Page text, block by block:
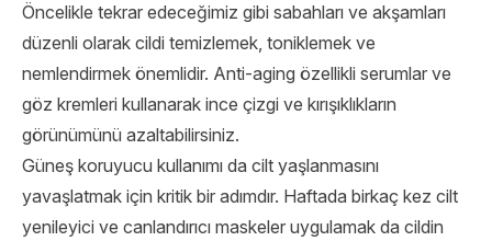
Öncelikle tekrar edeceğimiz gibi sabahları ve akşamları
düzenli olarak cildi temizlemek, toniklemek ve
nemlendirmek önemlidir. Anti-aging özellikli serumlar ve
göz kremleri kullanarak ince çizgi ve kırışıklıkların
görünümünü azaltabilirsiniz.
Güneş koruyucu kullanımı da cilt yaşlanmasını
yavaşlatmak için kritik bir adımdır. Haftada birkaç kez cilt
yenileyici ve canlandırıcı maskeler uygulamak da cildin